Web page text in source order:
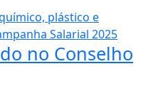
no Conselho